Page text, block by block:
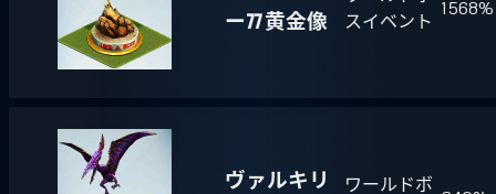
ー77 黄金像
スイベント
1568%
ヴァルキリ
ワールドボ